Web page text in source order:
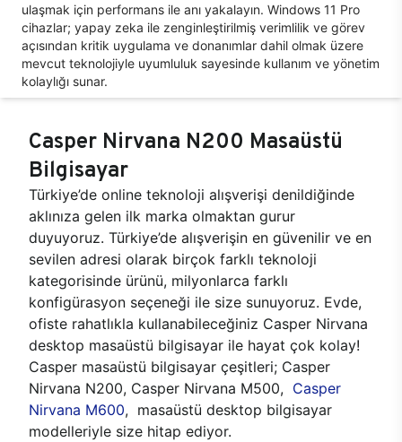
ulaşmak için performans ile anı yakalayın. Windows 11 Pro
cihazlar; yapay zeka ile zenginleştirilmiş verimlilik ve görev
açısından kritik uygulama ve donanımlar dahil olmak üzere
mevcut teknolojiyle uyumluluk sayesinde kullanım ve yönetim
kolaylığı sunar.
Casper Nirvana N200 Masaüstü
Bilgisayar
Türkiye’de online teknoloji alışverişi denildiğinde
aklınıza gelen ilk marka olmaktan gurur
duyuyoruz. Türkiye’de alışverişin en güvenilir ve en
sevilen adresi olarak birçok farklı teknoloji
kategorisinde ürünü, milyonlarca farklı
konfigürasyon seçeneği ile size sunuyoruz. Evde,
ofiste rahatlıkla kullanabileceğiniz Casper Nirvana
desktop masaüstü bilgisayar ile hayat çok kolay!
Casper masaüstü bilgisayar çeşitleri; Casper
Nirvana N200, Casper Nirvana M500, Casper
Nirvana M600, masaüstü desktop bilgisayar
modelleriyle size hitap ediyor.